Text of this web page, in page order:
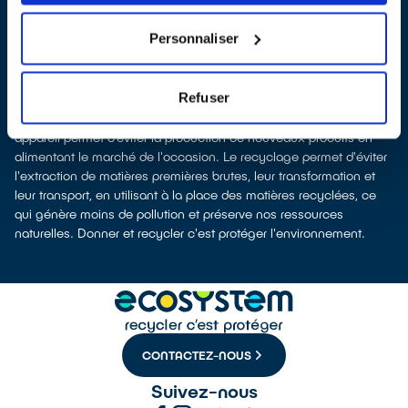
Personnaliser
Refuser
organismeecosystem, nous remettent ensuite les équipements
Recycler c’est protéger la santé, l'environnement et les
ressources naturelles
La production d’appareils électriques neufs est émettrice de
pollution et consommatrice de ressources naturelles. Donner son
appareil permet d’éviter la production de nouveaux produits en
alimentant le marché de l'occasion. Le recyclage permet d'éviter
l'extraction de matières premières brutes, leur transformation et
leur transport, en utilisant à la place des matières recyclées, ce
qui génère moins de pollution et préserve nos ressources
naturelles. Donner et recycler c'est protéger l'environnement.
CONTACTEZ-NOUS
Suivez-nous